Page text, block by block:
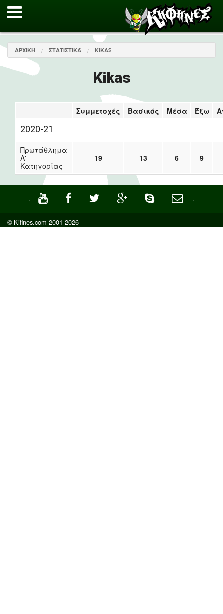
ΑΡΧΙΚΉ ΣΤΑΤΙΣΤΙΚΆ KIKAS
Kikas
Συμμετοχές Βασικός Μέσα Έξω
2020-21
Πρωτάθλημα
Α'
Κατηγορίας
19 13 6 9
· ·
© Kifines.com 2001-2026